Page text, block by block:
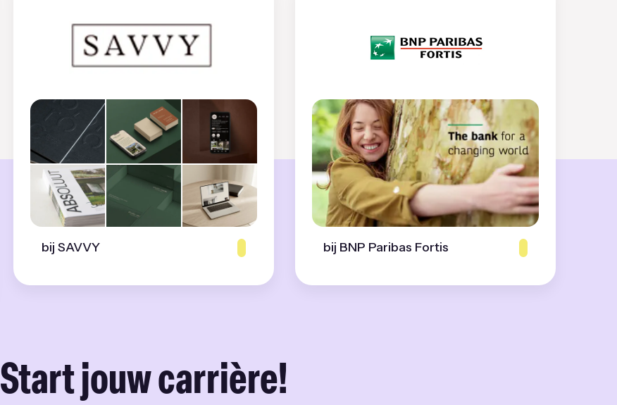
bij SAVVY bij BNP Paribas Fortis
Start jouw carrière!